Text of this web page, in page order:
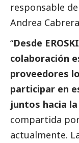
responsable
Andrea Cabrera
“Desde
colaboración
proveedores
participar en
juntos hacia
compartida
actualmente.